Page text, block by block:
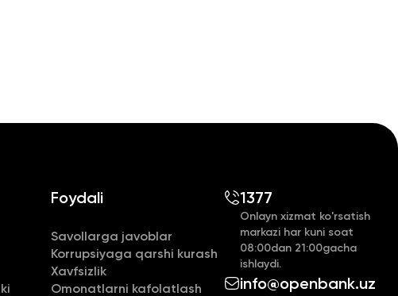
Foydali
Savollarga javoblar
Korrupsiyaga qarshi kurash
Xavfsizlik
Omonatlarni kafolatlash
1377
Onlayn xizmat ko'rsatish
markazi har kuni soat
08:00dan 21:00gacha
ishlaydi.
info@openbank.uz